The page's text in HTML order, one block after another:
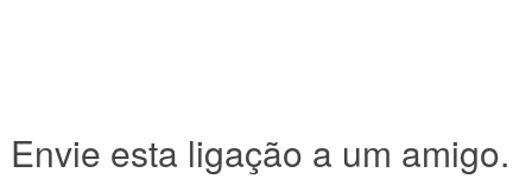
Envie esta ligação a um amigo.